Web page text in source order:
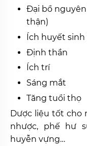
Đại bổ nguyên
thận)
Ích huyết sinh
Định thần
Ích trí
Sáng mắt
Tăng tuổi thọ
Dược liệu tốt cho
nhược, phế hư
huyễn vựng…